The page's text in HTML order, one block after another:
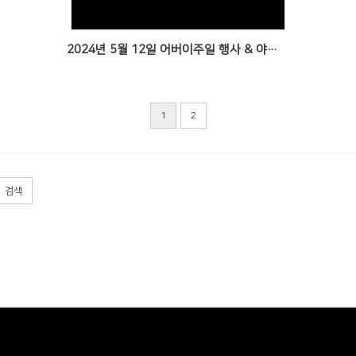
2024년 5월 12일 어버이주일 행사 & 야외예배
1 2
검색